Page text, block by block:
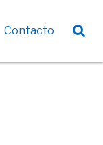
Contacto